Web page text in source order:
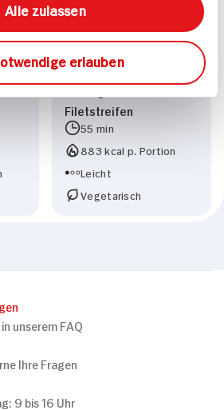
Alle zulassen
erlauben
Paprika-Bohnen-Suppe
Filetstreifen
55 min
883 kcal p. Portion
Leicht
Vegetarisch
unserem FAQ
Ihre Fragen
9 bis 16 Uhr